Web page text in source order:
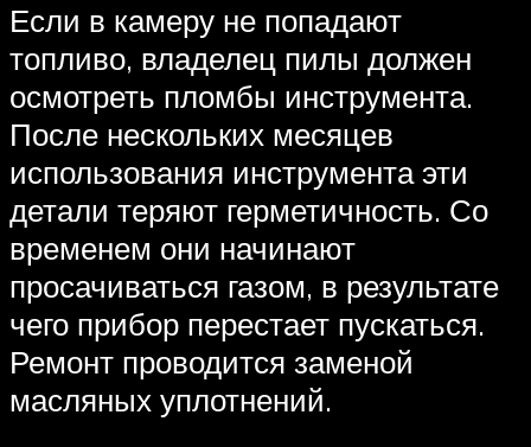
Если в камеру не попадают
топливо, владелец пилы должен
осмотреть пломбы инструмента.
После нескольких месяцев
использования инструмента эти
детали теряют герметичность. Со
временем они начинают
просачиваться газом, в результате
чего прибор перестает пускаться.
Ремонт проводится заменой
масляных уплотнений.